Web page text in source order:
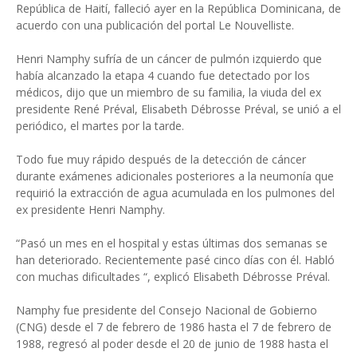
República de Haití, falleció ayer en la República Dominicana, de
acuerdo con una publicación del portal Le Nouvelliste.
Henri Namphy sufría de un cáncer de pulmón izquierdo que
había alcanzado la etapa 4 cuando fue detectado por los
médicos, dijo que un miembro de su familia, la viuda del ex
presidente René Préval, Elisabeth Débrosse Préval, se unió a el
periódico, el martes por la tarde.
Todo fue muy rápido después de la detección de cáncer
durante exámenes adicionales posteriores a la neumonía que
requirió la extracción de agua acumulada en los pulmones del
ex presidente Henri Namphy.
“Pasó un mes en el hospital y estas últimas dos semanas se
han deteriorado. Recientemente pasé cinco días con él. Habló
con muchas dificultades “, explicó Elisabeth Débrosse Préval.
Namphy fue presidente del Consejo Nacional de Gobierno
(CNG) desde el 7 de febrero de 1986 hasta el 7 de febrero de
1988, regresó al poder desde el 20 de junio de 1988 hasta el